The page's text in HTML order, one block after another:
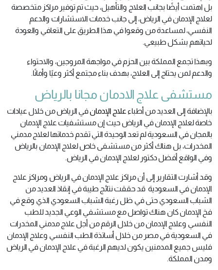
بل اهتمت أيضًا بجانب العلاج والتأهيل، حيث تم توفير مراكز متخصصة
لعلاج الإدمان في الرياض، إلى جانب خدمات الاستشارات والدعم
النفسي، لمساعدة من وقعوا في هذا الطريق على التعافي والعودة
لحياتهم بشكل طبيعي.
وبهذا تجمع المملكة بين الحزم في مواجهة المروجين، والاحتواء
والدعم لمن يحتاج إلى العلاج، بهدف بناء مجتمع أكثر وعيًا وأمانًا.
مستشفى علاج الادمان مجانا بالرياض
بالإضافة إلى العديد من أطباء علاج الإدمانفي الرياض من خلال عيادات
خاصة لعلاج الإدمان في الرياض حيث إن مستشفيات علاج الإدمان
بالمجان في السعودية لم تعد الوحيدة التي تقدم خدماتها لعلاج مدمني
المخدرات، بل هناك أكثر من مستشفى خاص لعلاج الإدمان بالرياض
وفي الواقع أفضل دكتور لعلاج الإدمان في الرياض.
وقد أشارت التقارير إلى أن مراكز علاج الإدمان في الرياض ومراكز علاج
الإدمان في السعودية قد حققت نتائج طيبة في إنقاذ العديد من
الشباب السعودي حتى في ظل رغبة الشباب السعودي الذي وقع في
فخ الإدمان كان هناك تواصل مع مستشفي الوعي الجديد للطب
النفسي وعلاج الإدمان من خلال الرقم من أجل علاج مدمني المخدرات
في السعودية في مصر من خلال أساتذة الطب النفسي وعلاج الإدمان
فليس جميع المدمنين يكون لديهم الرغبة في علاج الإدمان في الرياض
ومدن المملكة.